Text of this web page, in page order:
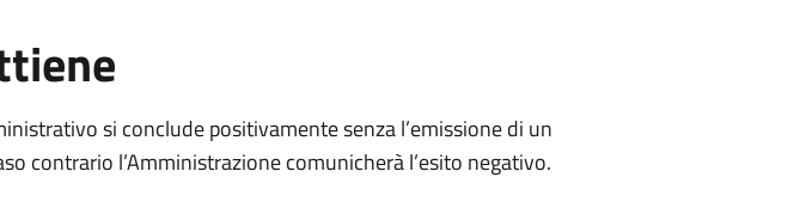
si conclude positivamente senza l’emissione di un
contrario l’Amministrazione comunicherà l’esito negativo.